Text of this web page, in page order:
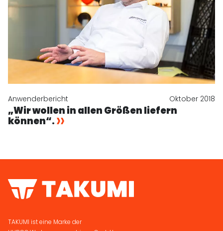
Anwenderbericht Oktober 2018
„Wir wollen in allen Größen liefern
können“.
TAKUMI ist eine Marke der